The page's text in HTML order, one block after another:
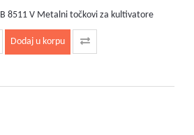
8511 V Metalni točkovi za kultivatore
Dodaj u korpu